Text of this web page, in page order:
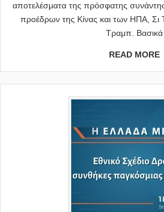
αποτελέσματα της πρόσφατης
προέδρων της Κίνας και των ΗΠΑ, Σι
Τραμπ. Βασικά
READ MORE